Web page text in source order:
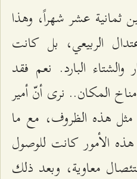
عشر شهراً، وهذا
الربيعي، بل كانت
البارد. نعم فقد
المكان.. نرى أنّ أمير
هذه الظروف، مع ما
الأمور كانت للوصول
معاوية، وبعد ذلك